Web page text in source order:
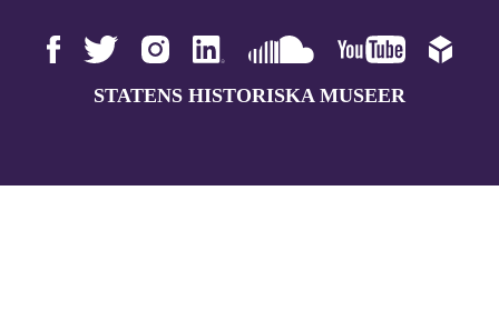
STATENS HISTORISKA MUSEER